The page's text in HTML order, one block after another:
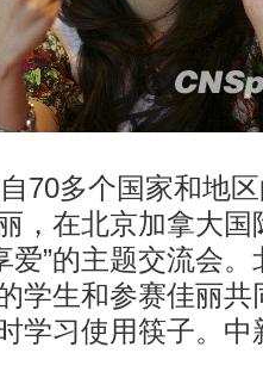
多个国家和地区
，在北京加拿大
爱”的主题交流会
学生和参赛佳丽共
学习使用筷子。中